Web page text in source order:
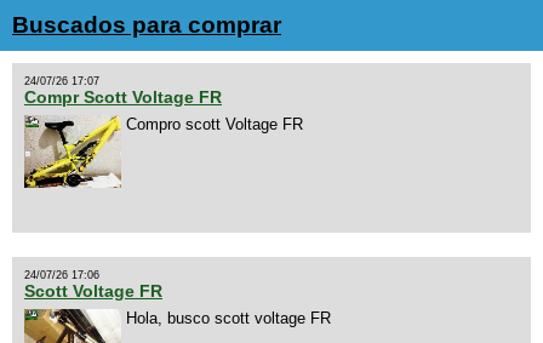
Buscados para comprar
24/07/26 17:07
Compr Scott Voltage FR
Compro scott Voltage FR
24/07/26 17:06
Scott Voltage FR
Hola, busco scott voltage FR